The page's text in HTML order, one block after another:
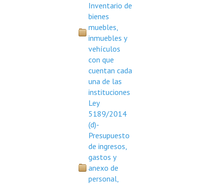
Inventario de
bienes
muebles,
inmuebles y
vehículos
con que
cuentan cada
una de las
instituciones
Ley
5189/2014
(d)-
Presupuesto
de ingresos,
gastos y
anexo de
personal,